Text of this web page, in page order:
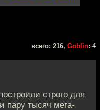
всего: 216, Goblin: 4
строго для
пару тысяч мега-